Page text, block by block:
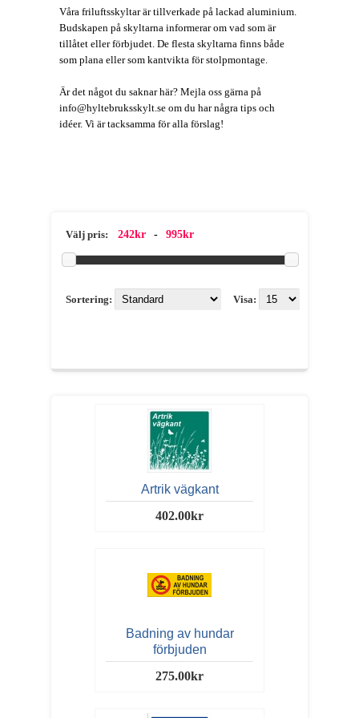
Våra friluftsskyltar är tillverkade på lackad aluminium.
Budskapen på skyltarna informerar om vad som är
tillåtet eller förbjudet. De flesta skyltarna finns både
som plana eller som kantvikta för stolpmontage.
Är det något du saknar här? Mejla oss gärna på
info@hyltebruksskylt.se om du har några tips och
idéer. Vi är tacksamma för alla förslag!
Välj pris: 242kr - 995kr
Visa:
Sortering:
Artrik vägkant
402.00kr
Badning av hundar
förbjuden
275.00kr